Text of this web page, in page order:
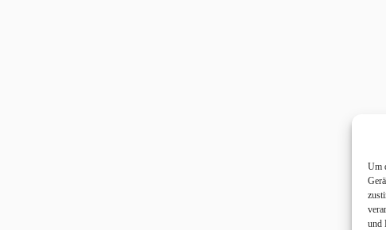
Um
und